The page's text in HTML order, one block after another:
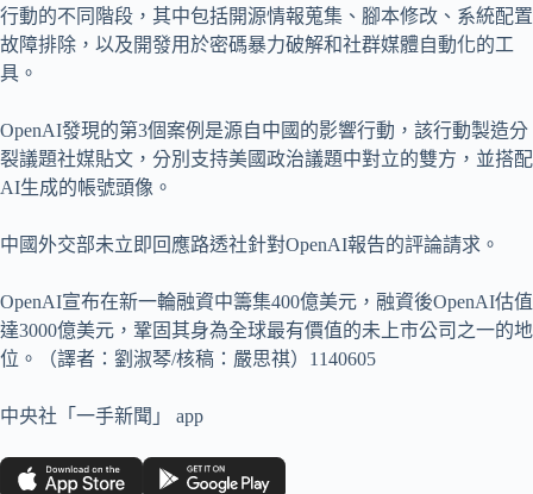
行動的不同階段，其中包括開源情報蒐集、腳本修改、系統配置
故障排除，以及開發用於密碼暴力破解和社群媒體自動化的工
具。
OpenAI發現的第3個案例是源自中國的影響行動，該行動製造分
裂議題社媒貼文，分別支持美國政治議題中對立的雙方，並搭配
AI生成的帳號頭像。
中國外交部未立即回應路透社針對OpenAI報告的評論請求。
OpenAI宣布在新一輪融資中籌集400億美元，融資後OpenAI估值
達3000億美元，鞏固其身為全球最有價值的未上市公司之一的地
位。（譯者：劉淑琴/核稿：嚴思祺）1140605
中央社「一手新聞」 app